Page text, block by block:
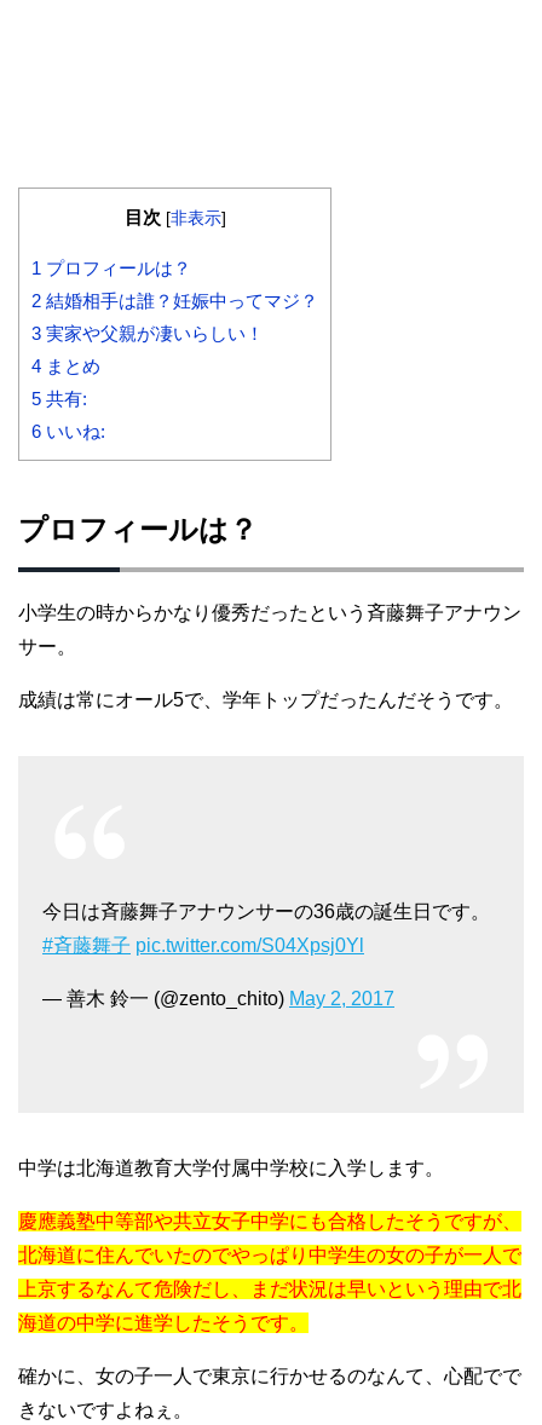
目次 [非表示]
1 プロフィールは？
2 結婚相手は誰？妊娠中ってマジ？
3 実家や父親が凄いらしい！
4 まとめ
5 共有:
6 いいね:
プロフィールは？
小学生の時からかなり優秀だったという斉藤舞子アナウン
サー。
成績は常にオール5で、学年トップだったんだそうです。
今日は斉藤舞子アナウンサーの36歳の誕生日です。
#斉藤舞子 pic.twitter.com/S04Xpsj0Yl
— 善木 鈴一 (@zento_chito) May 2, 2017
中学は北海道教育大学付属中学校に入学します。
慶應義塾中等部や共立女子中学にも合格したそうですが、
北海道に住んでいたのでやっぱり中学生の女の子が一人で
上京するなんて危険だし、まだ状況は早いという理由で北
海道の中学に進学したそうです。
確かに、女の子一人で東京に行かせるのなんて、心配でで
きないですよねぇ。